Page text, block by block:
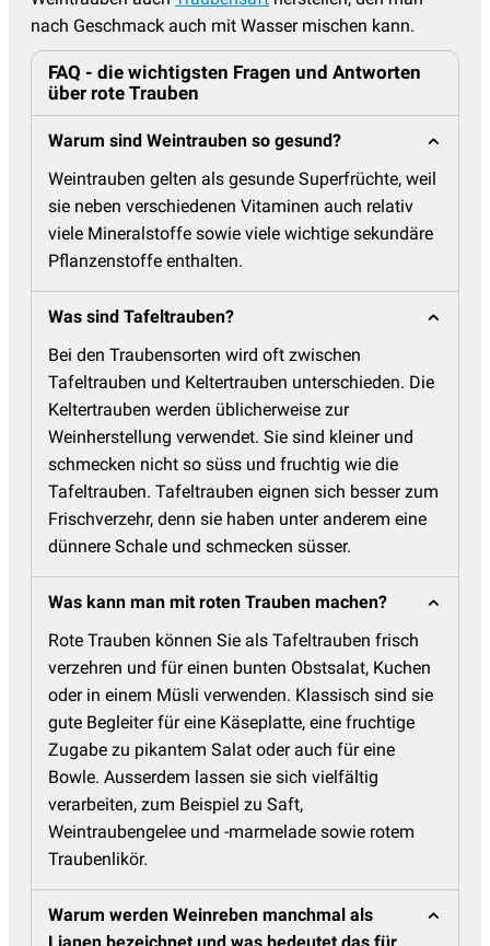
nach Geschmack auch mit Wasser mischen kann.
FAQ - die wichtigsten Fragen und Antworten
über rote Trauben
Warum sind Weintrauben so gesund?
Weintrauben gelten als gesunde Superfrüchte, weil
sie neben verschiedenen Vitaminen auch relativ
viele Mineralstoffe sowie viele wichtige sekundäre
Pflanzenstoffe enthalten.
Was sind Tafeltrauben?
Bei den Traubensorten wird oft zwischen
Tafeltrauben und Keltertrauben unterschieden. Die
Keltertrauben werden üblicherweise zur
Weinherstellung verwendet. Sie sind kleiner und
schmecken nicht so süss und fruchtig wie die
Tafeltrauben. Tafeltrauben eignen sich besser zum
Frischverzehr, denn sie haben unter anderem eine
dünnere Schale und schmecken süsser.
Was kann man mit roten Trauben machen?
Rote Trauben können Sie als Tafeltrauben frisch
verzehren und für einen bunten Obstsalat, Kuchen
oder in einem Müsli verwenden. Klassisch sind sie
gute Begleiter für eine Käseplatte, eine fruchtige
Zugabe zu pikantem Salat oder auch für eine
Bowle. Ausserdem lassen sie sich vielfältig
verarbeiten, zum Beispiel zu Saft,
Weintraubengelee und -marmelade sowie rotem
Traubenlikör.
Warum werden Weinreben manchmal als
Lianen bezeichnet und was bedeutet das für